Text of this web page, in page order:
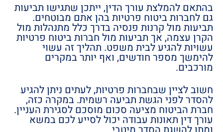
בהתאם להמלצת עורך הדין, ייתכן שתגישו תביעות
גם לחברות ביטוח פרטיות בהן אתם מבוטחים.
תביעות מול קרנות פנסיה בדרך כלל מתנהלות מול
הקרן עצמה, אך תביעות מול חברות ביטוח פרטיות
עשויות להגיע לבית משפט. תהליך זה עשוי
להימשך מספר חודשים, ואף יותר במקרים
מורכבים.
חשוב לציין שבחברות פרטיות, לעתים ניתן להגיע
להסדר לפני הגשת תביעה רשמית. במקרה כזה,
חברת הביטוח מציעה סכום מוסכם לסגירת העניין.
עורך דין תאונות עבודה יכול לסייע לכם במשא